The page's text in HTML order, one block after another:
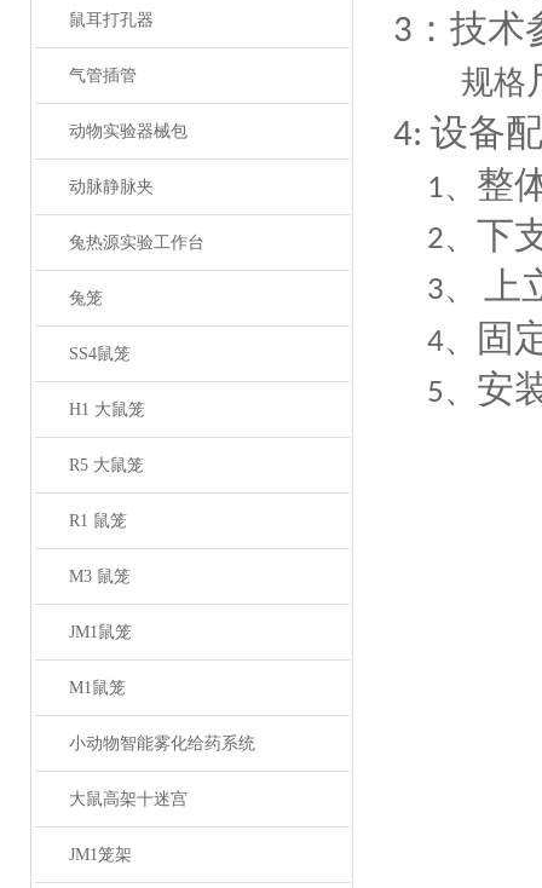
鼠耳打孔器
气管插管
动物实验器械包
动脉静脉夹
兔热源实验工作台
兔笼
SS4鼠笼
H1 大鼠笼
R5 大鼠笼
R1 鼠笼
M3 鼠笼
JM1鼠笼
M1鼠笼
小动物智能雾化给药系统
大鼠高架十迷宫
JM1笼架
3 ：技术
规格
4: 设备
1、 整
2、 下
3、 上
4、 固
5、 安